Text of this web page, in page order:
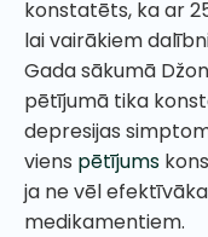
konstatēts, ka ar
lai vairākiem
Gada sākumā
pētījumā tika
depresijas
viens pētījums
ja ne vēl
medikamentiem.